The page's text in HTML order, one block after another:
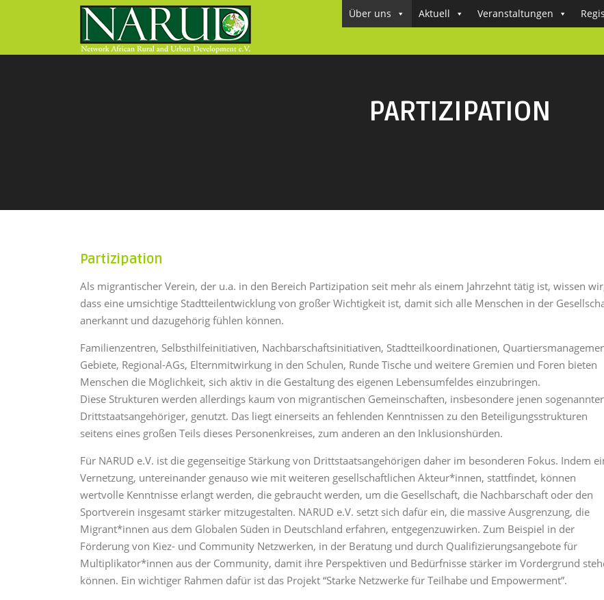
Direkt zum Inhalt Über uns Aktuell Veranstaltungen
PARTIZIPATION
Partizipation
Als migrantischer Verein, der u.a. in den Bereich Partizipation seit mehr als einem Jahrzehnt tätig ist, wissen
dass eine umsichtige Stadtteilentwicklung von großer Wichtigkeit ist, damit sich alle Menschen in der
anerkannt und dazugehörig fühlen können.
Familienzentren, Selbsthilfeinitiativen, Nachbarschaftsinitiativen, Stadtteilkoordinationen,
Gebiete, Regional-AGs, Elternmitwirkung in den Schulen, Runde Tische und weitere Gremien und Foren bieten
Menschen die Möglichkeit, sich aktiv in die Gestaltung des eigenen Lebensumfeldes einzubringen.
Diese Strukturen werden allerdings kaum von migrantischen Gemeinschaften, insbesondere jenen sogenannter
Drittstaatsangehöriger, genutzt. Das liegt einerseits an fehlenden Kenntnissen zu den Beteiligungsstrukturen
seitens eines großen Teils dieses Personenkreises, zum anderen an den Inklusionshürden.
Für NARUD e.V. ist die gegenseitige Stärkung von Drittstaatsangehörigen daher im besonderen Fokus. Indem
Vernetzung, untereinander genauso wie mit weiteren gesellschaftlichen Akteur*innen, stattfindet, können
wertvolle Kenntnisse erlangt werden, die gebraucht werden, um die Gesellschaft, die Nachbarschaft oder den
Sportverein insgesamt stärker mitzugestalten. NARUD e.V. setzt sich dafür ein, die massive Ausgrenzung, die
Migrant*innen aus dem Globalen Süden in Deutschland erfahren, entgegenzuwirken. Zum Beispiel in der
Förderung von Kiez- und Community Netzwerken, in der Beratung und durch Qualifizierungsangebote für
Multiplikator*innen aus der Community, damit ihre Perspektiven und Bedürfnisse stärker im Vordergrund
können. Ein wichtiger Rahmen dafür ist das Projekt “Starke Netzwerke für Teilhabe und Empowerment”.